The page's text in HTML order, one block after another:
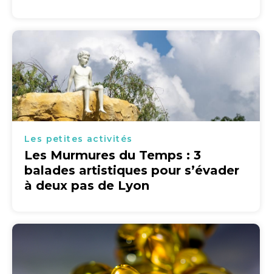
Les petites activités
Les Murmures du Temps : 3
balades artistiques pour s’évader
à deux pas de Lyon